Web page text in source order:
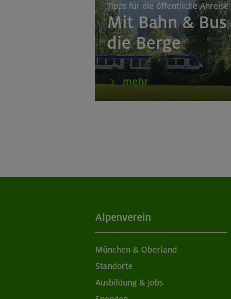
Tipps für die öffentliche Anreise
Mit Bahn &
die Berge
mehr
Alpenverein
München & Oberland
Standorte
Ausbildung & Jobs